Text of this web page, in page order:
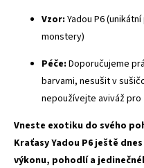
Vzor: Yadou P6
monstery)
Péče: Doporučujeme
barvami, nesušit v
nepoužívejte aviváž pro
Vneste exotiku do svého
Kraťasy Yadou P6 ještě
výkonu, pohodlí a